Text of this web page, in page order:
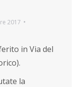
2017
in Via del
la